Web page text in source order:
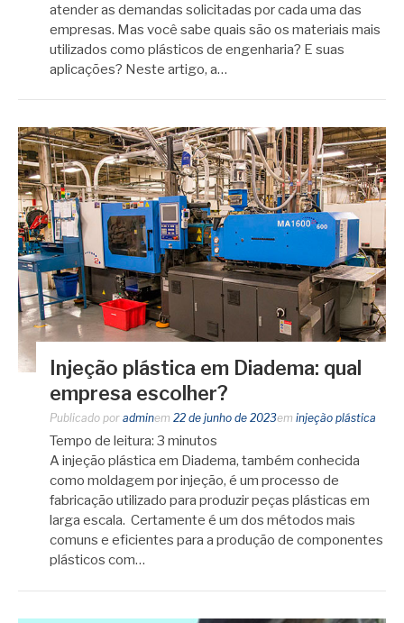
atender as demandas solicitadas por cada uma das
empresas. Mas você sabe quais são os materiais mais
utilizados como plásticos de engenharia? E suas
aplicações? Neste artigo, a…
Injeção plástica em Diadema: qual
empresa escolher?
Publicado por adminem 22 de junho de 2023em injeção plástica
Tempo de leitura: 3 minutos
A injeção plástica em Diadema, também conhecida
como moldagem por injeção, é um processo de
fabricação utilizado para produzir peças plásticas em
larga escala. Certamente é um dos métodos mais
comuns e eficientes para a produção de componentes
plásticos com…